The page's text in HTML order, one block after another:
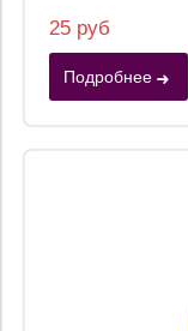
25 руб
Подробнее